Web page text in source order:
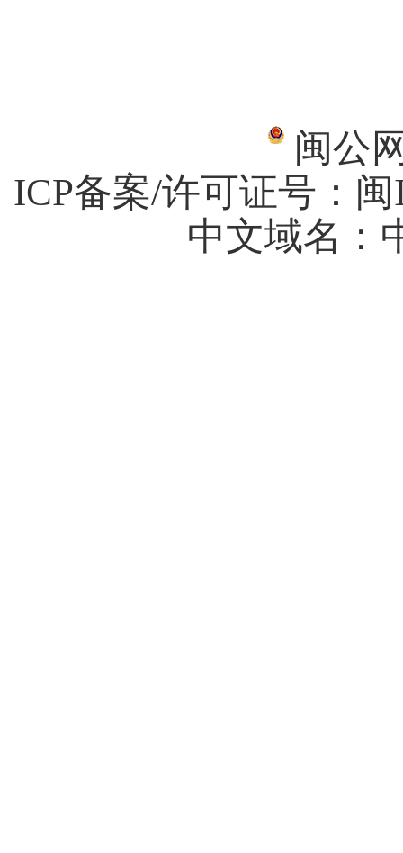
闽公
ICP备案/许可证号： 闽
中文域名：